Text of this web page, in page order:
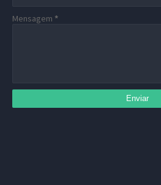
Mensagem *